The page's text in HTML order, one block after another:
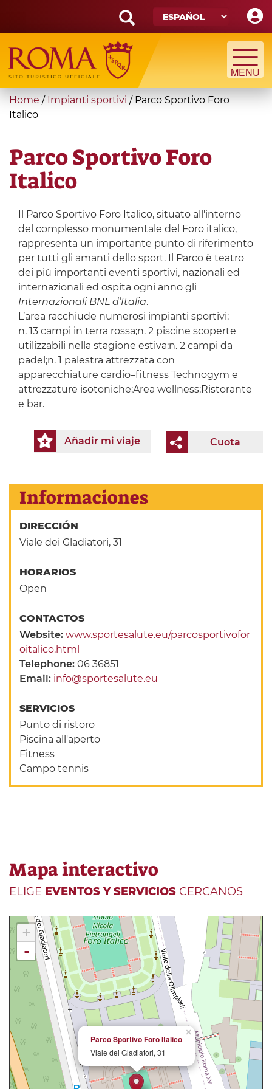
main
content
Search
form
Búsqueda
You
are
Home / Impianti sportivi / Parco Sportivo Foro
Italico
Parco Sportivo Foro
Italico
Il Parco Sportivo Foro Italico, situato all'interno
del complesso monumentale del Foro italico,
rappresenta un importante punto di riferimento
per tutti gli amanti dello sport. Il Parco è teatro
dei più importanti eventi sportivi, nazionali ed
internazionali ed ospita ogni anno gli
Internazionali BNL d’Italia.
L’area racchiude numerosi impianti sportivi:
n. 13 campi in terra rossa;n. 2 piscine scoperte
utilizzabili nella stagione estiva;n. 2 campi da
padel;n. 1 palestra attrezzata con
apparecchiature cardio–fitness Technogym e
attrezzature isotoniche;Area wellness;Ristorante
e bar.
Cuota
Añadir mi viaje
Informaciones
DIRECCIÓN
Viale dei Gladiatori, 31
HORARIOS
Open
CONTACTOS
Website:www.sportesalute.eu/parcosportivofor
oitalico.html
Telephone:06 36851
Email: info@sportesalute.eu
SERVICIOS
Punto di ristoro
Piscina all'aperto
Fitness
Campo tennis
Mapa interactivo
ELIGE EVENTOS Y SERVICIOS CERCANOS
×
Parco Sportivo Foro Italico
Viale dei Gladiatori, 31
+
-